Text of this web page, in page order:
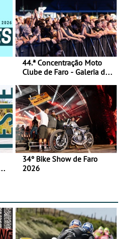
44.ª Concentração Moto
Clube de Faro - Galeria de
34º Bike Show de Faro
2026